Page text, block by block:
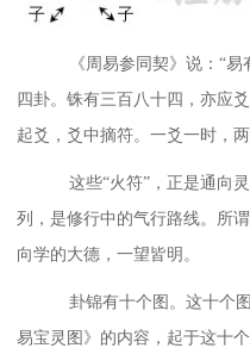
《周易参同契》说：“
四卦。铢有三百八十四，亦应
起爻，爻中摘符。一爻一时，
这些“火符”，正是通向
列，是修行中的气行路线。所
向学的大德，一望皆明。
卦锦有十个图。这十个
易宝灵图》的内容，起于这十